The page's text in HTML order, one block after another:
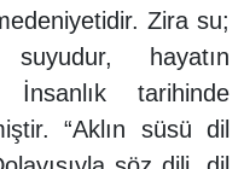
Zira su;
hayatın
İnsanlık tarihinde
“Aklın süsü dil